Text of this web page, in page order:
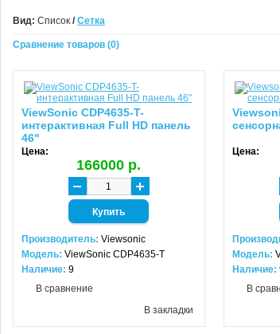
Вид: Список / Сетка
Сравнение товаров (0)
ViewSonic CDP4635-T-
интерактивная Full HD панель
46"
Цена:
166000 р.
Производитель: Viewsonic
Модель: ViewSonic CDP4635-T
Наличие: 9
В сравнение
В закладки
Цена:
Модель:
Наличие:
В